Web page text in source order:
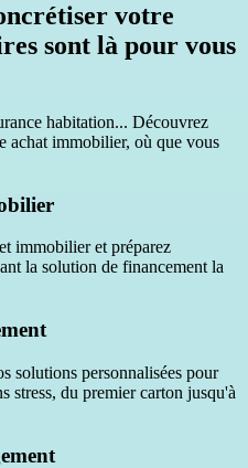
votre
sont là pour vous
habitation... Découvrez
achat immobilier, où que vous
immobilier et préparez
la solution de financement la
solutions personnalisées pour
stress, du premier carton jusqu'à